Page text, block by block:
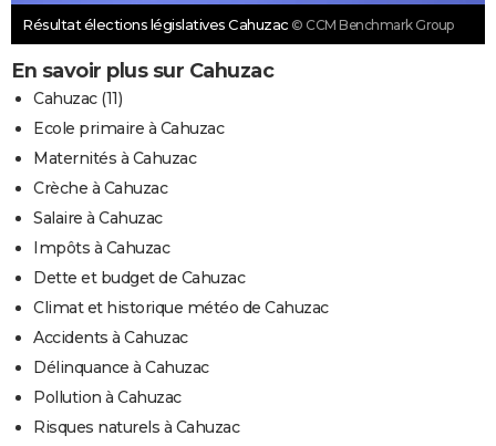
Résultat élections législatives Cahuzac © CCM Benchmark Group
En savoir plus sur Cahuzac
Cahuzac (11)
Ecole primaire à Cahuzac
Maternités à Cahuzac
Crèche à Cahuzac
Salaire à Cahuzac
Impôts à Cahuzac
Dette et budget de Cahuzac
Climat et historique météo de Cahuzac
Accidents à Cahuzac
Délinquance à Cahuzac
Pollution à Cahuzac
Risques naturels à Cahuzac